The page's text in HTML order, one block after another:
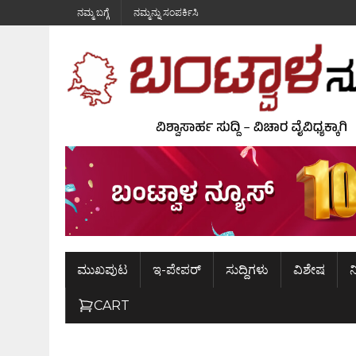
ನಮ್ಮ ಬಗ್ಗೆ ನಮ್ಮನ್ನು ಸಂಪರ್ಕಿಸಿ
ಮುಖಪುಟ ಇ-ಪೇಪರ್ ಸುದ್ದಿಗಳು ವಿಶೇಷ
CART